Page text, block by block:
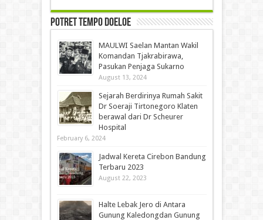
Potret Tempo Doeloe
MAULWI Saelan Mantan Wakil
Komandan Tjakrabirawa,
Pasukan Penjaga Sukarno
August 13, 2024
Sejarah Berdirinya Rumah Sakit
Dr Soeraji Tirtonegoro Klaten
berawal dari Dr Scheurer
Hospital
February 6, 2024
Jadwal Kereta Cirebon Bandung
Terbaru 2023
August 22, 2023
Halte Lebak Jero di Antara
Gunung Kaledongdan Gunung